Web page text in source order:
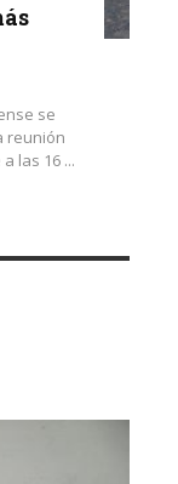
se
reunión
las 16 ...